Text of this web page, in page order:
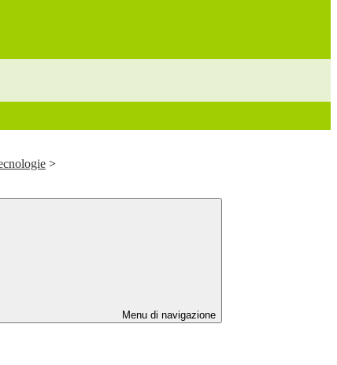
>
Menu di navigazione